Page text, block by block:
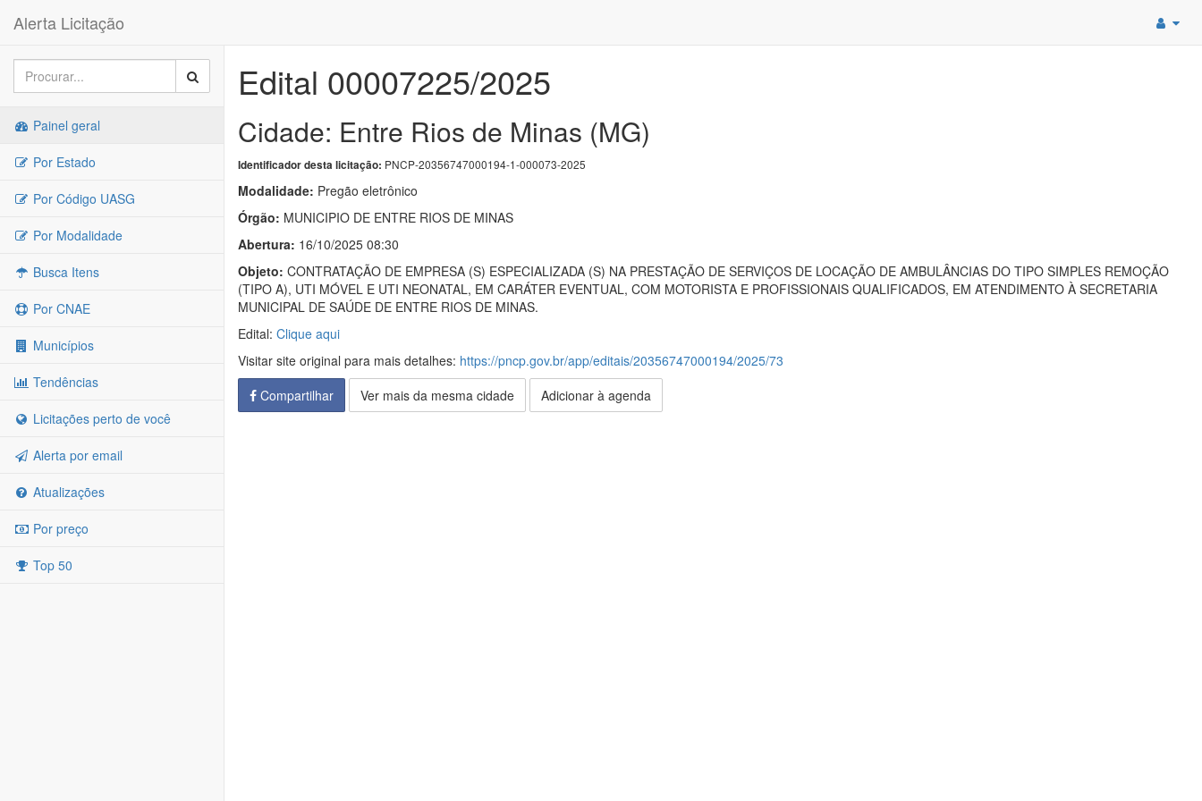
Alerta Licitação
Painel geral
Por Estado
Por Código UASG
Por Modalidade
Busca Itens
Por CNAE
Municípios
Tendências
Licitações perto de você
Alerta por email
Atualizações
Por preço
Top 50
Edital 00007225/2025
Cidade: Entre Rios de Minas (MG)
Identificador desta licitação: PNCP-20356747000194-1-000073-2025
Modalidade: Pregão eletrônico
Órgão: MUNICIPIO DE ENTRE RIOS DE MINAS
Abertura: 16/10/2025 08:30
Objeto: CONTRATAÇÃO DE EMPRESA (S) ESPECIALIZADA (S) NA PRESTAÇÃO DE SERVIÇOS DE LOCAÇÃO DE AMBULÂNCIAS DO TIPO SIMPLES REMOÇÃO
(TIPO A), UTI MÓVEL E UTI NEONATAL, EM CARÁTER EVENTUAL, COM MOTORISTA E PROFISSIONAIS QUALIFICADOS, EM ATENDIMENTO À SECRETARIA
MUNICIPAL DE SAÚDE DE ENTRE RIOS DE MINAS.
Edital: Clique aqui
Visitar site original para mais detalhes: https://pncp.gov.br/app/editais/20356747000194/2025/73
Compartilhar
Ver mais da mesma cidade Adicionar à agenda